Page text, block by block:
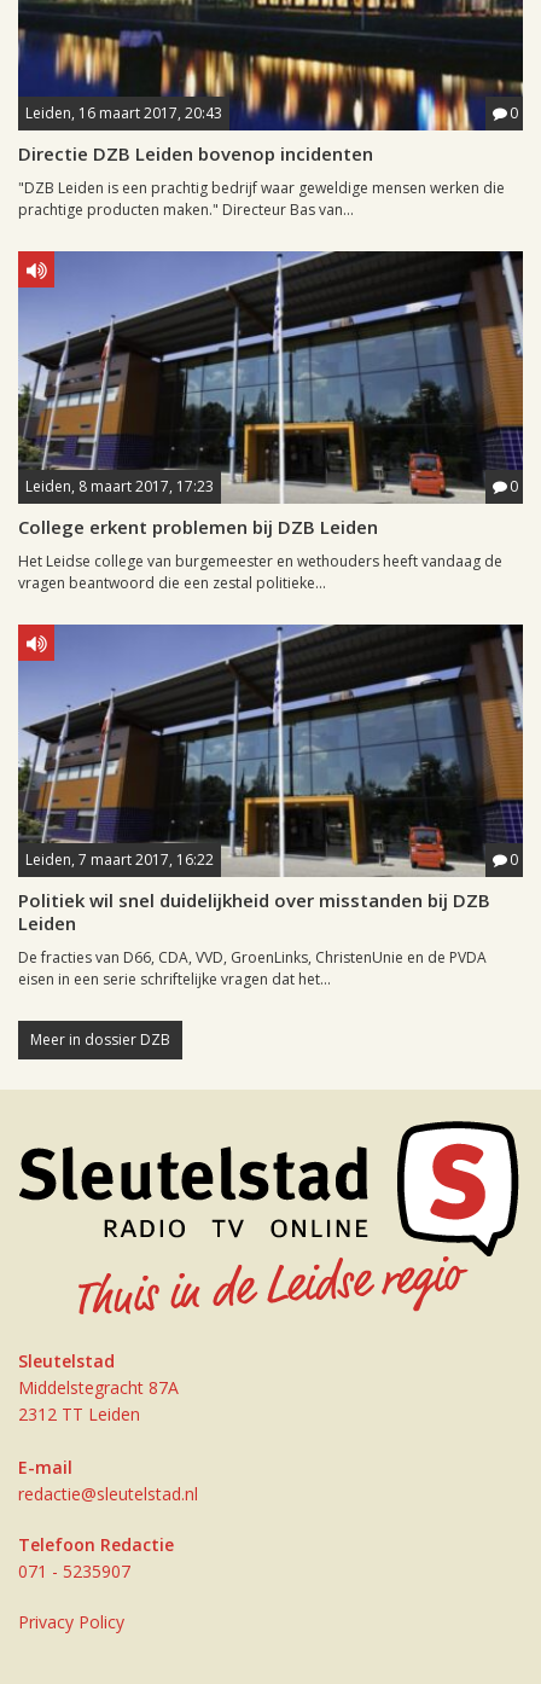
Leiden, 16 maart 2017, 20:43 0
Directie DZB Leiden bovenop incidenten
"DZB Leiden is een prachtig bedrijf waar geweldige mensen werken die
prachtige producten maken." Directeur Bas van...
Leiden, 8 maart 2017, 17:23 0
College erkent problemen bij DZB Leiden
Het Leidse college van burgemeester en wethouders heeft vandaag de
vragen beantwoord die een zestal politieke...
Leiden, 7 maart 2017, 16:22 0
Politiek wil snel duidelijkheid over misstanden bij DZB
Leiden
De fracties van D66, CDA, VVD, GroenLinks, ChristenUnie en de PVDA
eisen in een serie schriftelijke vragen dat het...
Meer in dossier DZB
Sleutelstad
Middelstegracht 87A
2312 TT Leiden
E-mail
redactie@sleutelstad.nl
Telefoon Redactie
071 - 5235907
Privacy Policy